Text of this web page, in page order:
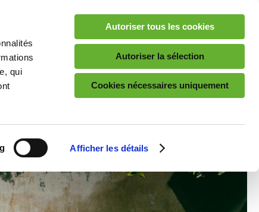
qui
Afficher les détails
Autoriser tous les cookies
Autoriser la sélection
Cookies nécessaires uniquement
FRANÇAIS
l’économie circulaire Trier dans votre entreprise A propos de Valipac